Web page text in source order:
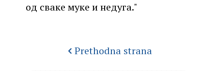
од сваке муке и недуга."
Prethodna strana